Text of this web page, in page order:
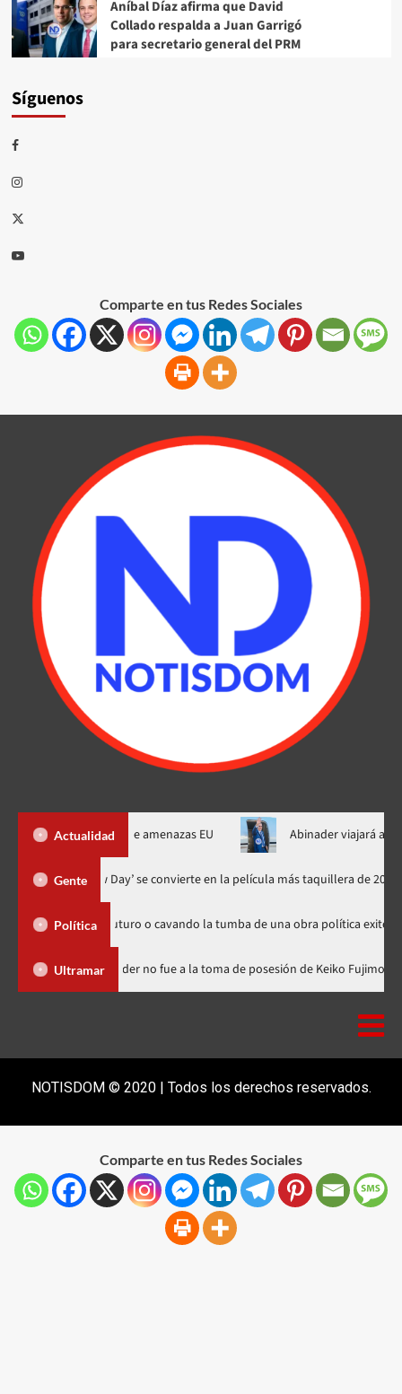
Aníbal Díaz afirma que David
Collado respalda a Juan Garrigó
para secretario general del PRM
Síguenos
Comparte en tus Redes Sociales
Actualidad
al fin de amenazas EU Abinader viajará a Colombia a
Gente
‘Spider-Man: Brand New Day’ se convierte en la película más
Política
futuro o cavando la tumba de una obra política exitosa”
Ultramar Luis Abinader no fue a la toma de posesión de
NOTISDOM © 2020 | Todos los derechos reservados.
Comparte en tus Redes Sociales